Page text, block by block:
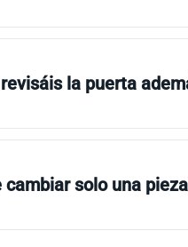
la puerta
cambiar solo una